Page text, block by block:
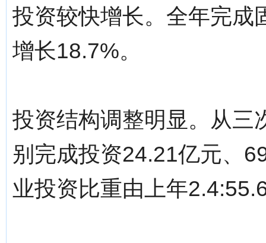
投资较快增长。全年完成
增长18.7%。
投资结构调整明显。从三
别完成投资24.21亿元、
业投资比重由上年